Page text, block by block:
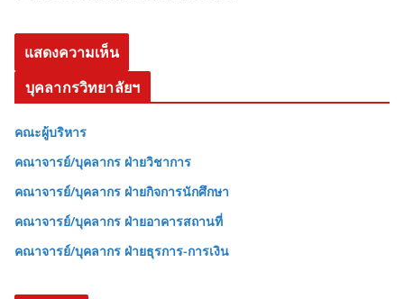
บุคลากรวิทยาลัยฯ
คณะผู้บริหาร
คณาจารย์/บุคลากร ฝ่ายวิชาการ
คณาจารย์/บุคลากร ฝ่ายกิจการนักศึกษา
คณาจารย์/บุคลากร ฝ่ายอาคารสถานที่
คณาจารย์/บุคลากร ฝ่ายธุรการ-การเงิน